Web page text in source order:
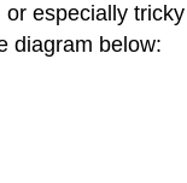
especially
diagram below: